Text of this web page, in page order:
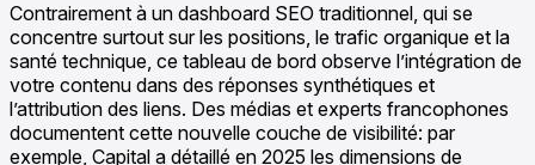
Contrairement à un dashboard SEO traditionnel, qui se
concentre surtout sur les positions, le trafic organique et la
santé technique, ce tableau de bord observe l’intégration de
votre contenu dans des réponses synthétiques et
l’attribution des liens. Des médias et experts francophones
documentent cette nouvelle couche de visibilité: par
exemple, Capital a détaillé en 2025 les dimensions de